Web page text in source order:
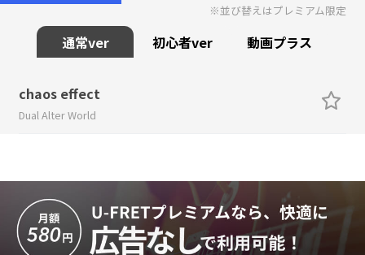
※並び替えはプレミアム限定
通常ver 初心者ver 動画プラス
chaos effect
Dual Alter World